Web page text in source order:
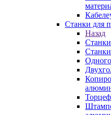
Станки для
Назад